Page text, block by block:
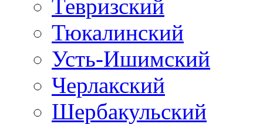
Тевризский
Тюкалинский
Усть-Ишимский
Черлакский
Шербакульский